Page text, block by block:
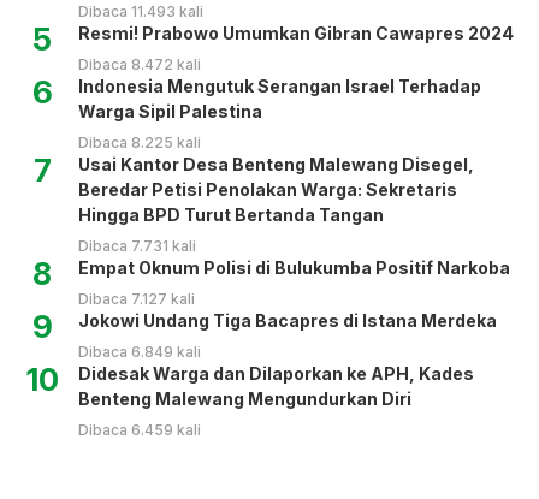
Dibaca 11.493 kali
5 Resmi! Prabowo Umumkan Gibran Cawapres 2024
Dibaca 8.472 kali
6
Indonesia Mengutuk Serangan Israel Terhadap
Warga Sipil Palestina
Dibaca 8.225 kali
7
Usai Kantor Desa Benteng Malewang Disegel,
Beredar Petisi Penolakan Warga: Sekretaris
Hingga BPD Turut Bertanda Tangan
Dibaca 7.731 kali
8 Empat Oknum Polisi di Bulukumba Positif Narkoba
Dibaca 7.127 kali
9 Jokowi Undang Tiga Bacapres di Istana Merdeka
Dibaca 6.849 kali
10
Didesak Warga dan Dilaporkan ke APH, Kades
Benteng Malewang Mengundurkan Diri
Dibaca 6.459 kali